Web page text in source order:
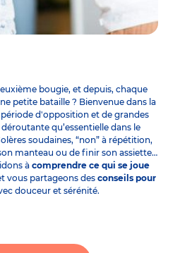
bougie, et depuis, chaque
petite bataille ? Bienvenue dans la
période d'opposition et de grandes
qu’essentielle dans le
soudaines, “non” à répétition,
manteau ou de finir son assiette…
à comprendre ce qui se joue
vous partageons des conseils pour
douceur et sérénité.